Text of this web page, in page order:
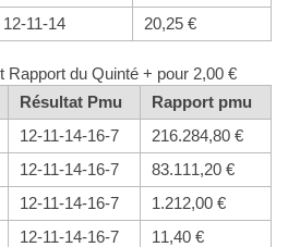
12-11-14 20,25 €
Rapport du Quinté + pour 2,00 €
Résultat Pmu
Rapport pmu
12-11-14-16-7
216.284,80 €
12-11-14-16-7
83.111,20 €
12-11-14-16-7
1.212,00 €
12-11-14-16-7
11,40 €